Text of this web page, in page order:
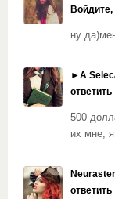
Войдите,
ну
►A
ответить
500
их мне,
ответить